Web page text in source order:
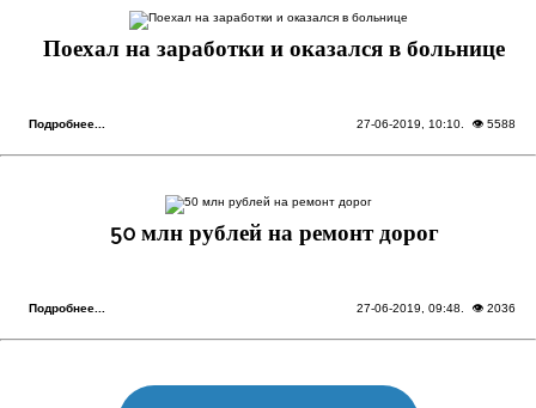
Поехал на заработки и оказался в больнице
Подробнее... 27-06-2019, 10:10. 👁 5588
50 млн рублей на ремонт дорог
Подробнее... 27-06-2019, 09:48 . 👁 2036